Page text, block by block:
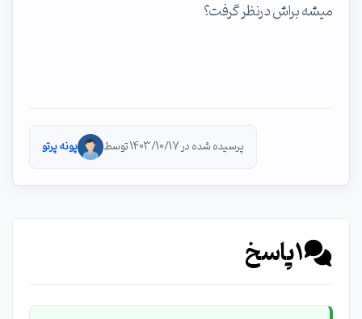
میشه براش درنظر گرفت؟
پرسیده شده در 1403/10/17 توسط پونه پرتو
1پاسخ